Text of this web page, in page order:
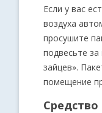
Если у вас
воздуха
просушите
подвесьте
зайцев».
помещение